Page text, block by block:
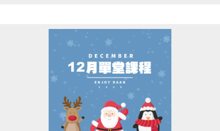
造成不便 敬請見諒